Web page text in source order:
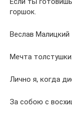
горшок.
Веслав Малицкий
Мечта
Лично я, когда
За собою с